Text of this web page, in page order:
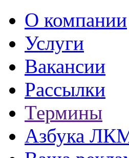
О компании
Услуги
Вакансии
Рассылки
Термины
Азбука